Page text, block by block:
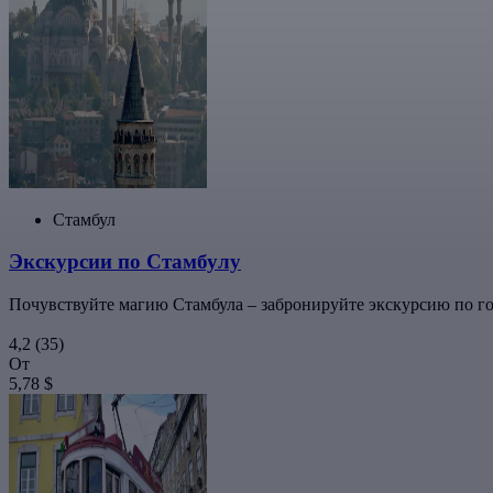
Стамбул
Экскурсии по Стамбулу
Почувствуйте магию Стамбула – забронируйте экскурсию по
4,2 (35)
От
5,78 $